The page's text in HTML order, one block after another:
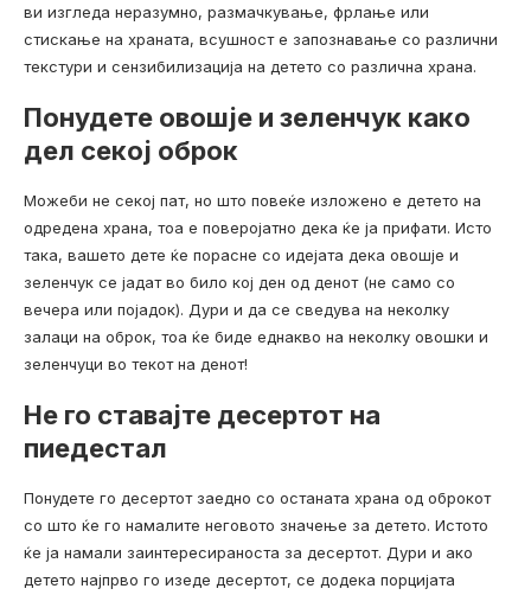
ви изгледа неразумно, размачкување, фрлање или
стискање на храната, всушност е запознавање со различни
текстури и сензибилизација на детето со различна храна.
Понудете овошје и зеленчук како
дел секој оброк
Можеби не секој пат, но што повеќе изложено е детето на
одредена храна, тоа е поверојатно дека ќе ја прифати. Исто
така, вашето дете ќе порасне со идејата дека овошје и
зеленчук се јадат во било кој ден од денот (не само со
вечера или појадок). Дури и да се сведува на неколку
залаци на оброк, тоа ќе биде еднакво на неколку овошки и
зеленчуци во текот на денот!
Не го ставајте десертот на
пиедестал
Понудете го десертот заедно со останата храна од оброкот
со што ќе го намалите неговото значење за детето. Истото
ќе ја намали заинтересираноста за десертот. Дури и ако
детето најпрво го изеде десертот, се додека порцијата